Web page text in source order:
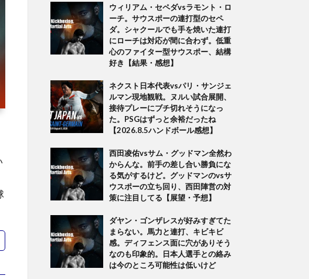
ウィリアム・セペダvsラモント・ロ
ーチ。サウスポーの連打型のセペ
ダ。シャクールでも手を焼いた連打
にローチは対応が間に合わず。低重
心のファイター型サウスポー、結構
好き【結果・感想】
ネクスト日本代表vsパリ・サンジェ
ルマン現地観戦。ヌルい試合展開、
接待プレーにブチ切れそうになっ
た。PSGはずっと余裕だったね
【2026.8.5ハンドボール感想】
西田凌佑vsサム・グッドマン全然わ
からんな。前手の差し合い勝負にな
る気がするけど。グッドマンのvsサ
ウスポーの立ち回り、西田陣営の対
策に注目してる【展望・予想】
ダヤン・ゴンザレスが好みすぎてた
まらない。馬力と連打、キビキビ
感。ディフェンス面に穴がありそう
なのも印象的。日本人選手との絡み
は今のところ可能性は低いけど